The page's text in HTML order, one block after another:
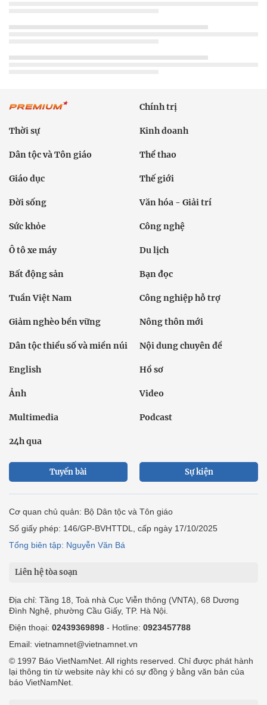
Chính trị
Thời sự Kinh doanh
Dân tộc và Tôn giáo Thể thao
Giáo dục Thế giới
Đời sống Văn hóa - Giải trí
Sức khỏe Công nghệ
Ô tô xe máy Du lịch
Bất động sản Bạn đọc
Tuần Việt Nam Công nghiệp hỗ trợ
Giảm nghèo bền vững Nông thôn mới
Dân tộc thiểu số và miền núi Nội dung chuyên đề
English Hồ sơ
Ảnh Video
Multimedia Podcast
24h qua
Tuyến bài Sự kiện
Cơ quan chủ quản: Bộ Dân tộc và Tôn giáo
Số giấy phép: 146/GP-BVHTTDL, cấp ngày 17/10/2025
Tổng biên tập: Nguyễn Văn Bá
Liên hệ tòa soạn
Địa chỉ: Tầng 18, Toà nhà Cục Viễn thông (VNTA), 68 Dương
Đình Nghệ, phường Cầu Giấy, TP. Hà Nội.
Điện thoại: 02439369898 - Hotline: 0923457788
Email: vietnamnet@vietnamnet.vn
© 1997 Báo VietNamNet. All rights reserved. Chỉ được phát hành
lại thông tin từ website này khi có sự đồng ý bằng văn bản của
báo VietNamNet.